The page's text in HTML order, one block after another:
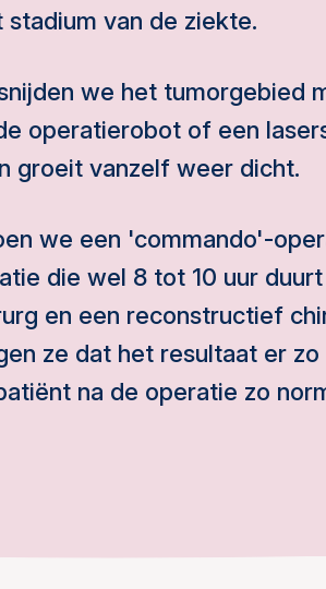
van de ziekte.
we het tumorgebied
operatierobot of een
groeit vanzelf weer dicht.
we een 'commando'-
die wel 8 tot 10 uur
en een reconstructief
ze dat het resultaat er zo
na de operatie zo